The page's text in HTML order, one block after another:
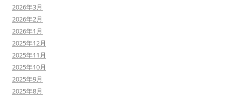
2026年3月
2026年2月
2026年1月
2025年12月
2025年11月
2025年10月
2025年9月
2025年8月